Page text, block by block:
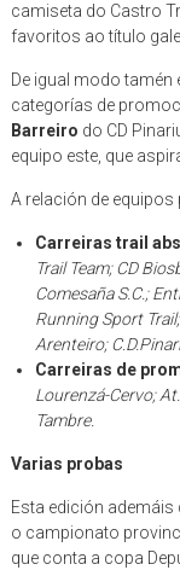
camiseta do Castro
favoritos ao título
De igual modo tamén
categorías de
Barreiro do CD
equipo este, que
A relación de equipos
Carreiras trail
Trail Team; CD
Comesaña S.C.;
Running Sport
Arenteiro;
Carreiras de
Lourenzá-Cervo;
Tambre.
Varias probas
Esta edición
o campionato
que conta a copa